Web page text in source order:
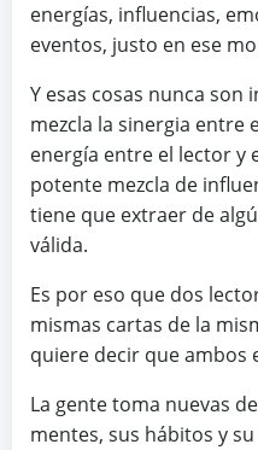
energías, influencias,
eventos, justo en ese
Y esas cosas nunca son
mezcla la sinergia entre
energía entre el lector y
potente mezcla de
tiene que extraer de
válida.
Es por eso que dos
mismas cartas de la
quiere decir que ambos
La gente toma nuevas
mentes, sus hábitos y